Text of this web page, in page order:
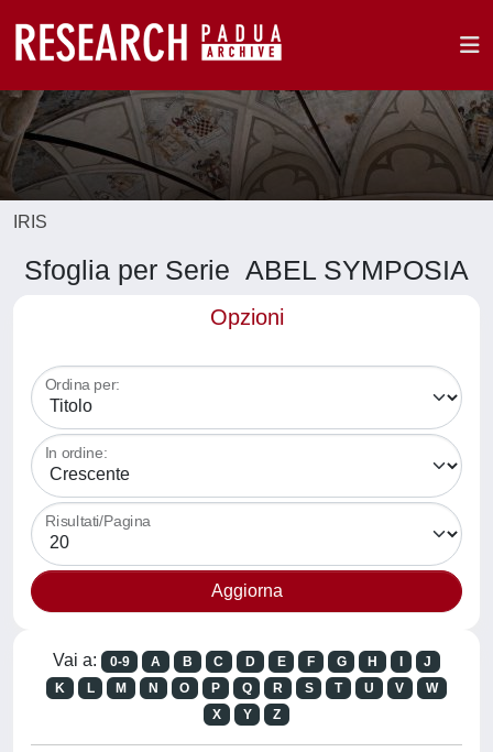
IRIS
Sfoglia per Serie ABEL SYMPOSIA
Opzioni
Ordina per:
In ordine:
Risultati/Pagina
Vai a: 0-9 A B C D E F G H
J
K
L M N O P Q R S T U V
W
X
Y Z